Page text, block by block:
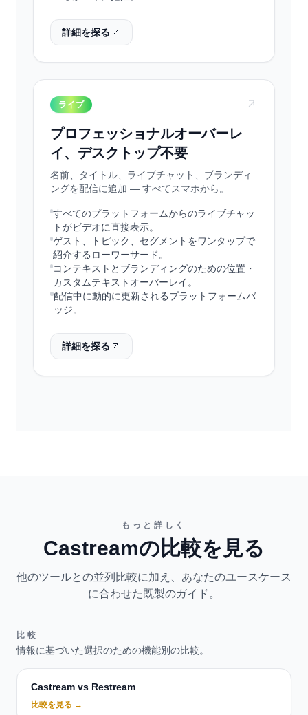
詳細を探る
ライブ
プロフェッショナルオーバーレ
イ、デスクトップ不要
名前、タイトル、ライブチャット、ブランディ
ングを配信に追加 — すべてスマホから。
すべてのプラットフォームからのライブチャッ
トがビデオに直接表示。
ゲスト、トピック、セグメントをワンタップで
紹介するローワーサード。
コンテキストとブランディングのための位置・
カスタムテキストオーバーレイ。
配信中に動的に更新されるプラットフォームバ
ッジ。
詳細を探る
もっと詳しく
Castreamの比較を見る
他のツールとの並列比較に加え、あなたのユースケース
に合わせた既製のガイド。
比較
情報に基づいた選択のための機能別の比較。
Castream vs Restream
比較を見る →